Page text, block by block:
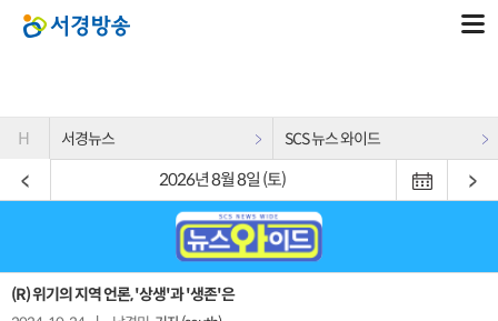
H 서경뉴스 SCS 뉴스 와이드
2026년 8월 8일 (토)
(R) 위기의 지역 언론, '상생'과 '생존'은